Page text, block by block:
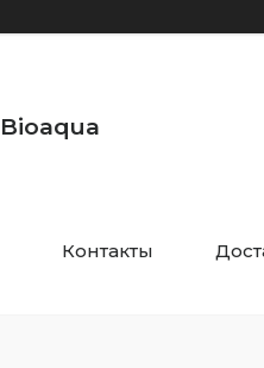
Bioaqua
Контакты